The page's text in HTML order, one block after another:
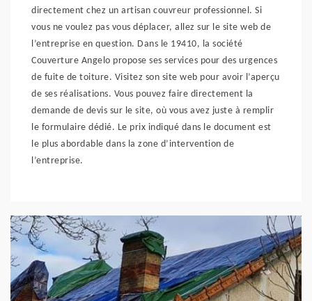
directement chez un artisan couvreur professionnel. Si
vous ne voulez pas vous déplacer, allez sur le site web de
l’entreprise en question. Dans le 19410, la société
Couverture Angelo propose ses services pour des urgences
de fuite de toiture. Visitez son site web pour avoir l’aperçu
de ses réalisations. Vous pouvez faire directement la
demande de devis sur le site, où vous avez juste à remplir
le formulaire dédié. Le prix indiqué dans le document est
le plus abordable dans la zone d’intervention de
l’entreprise.